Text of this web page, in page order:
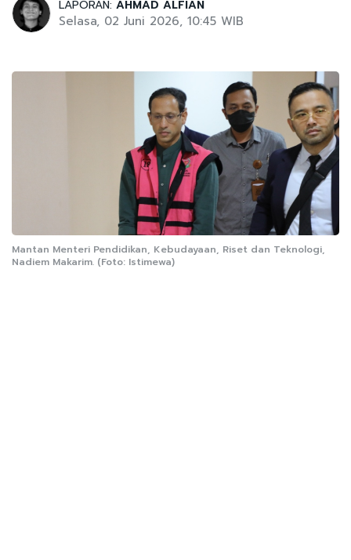
LAPORAN: AHMAD ALFIAN
Selasa, 02 Juni 2026, 10:45 WIB
Mantan Menteri Pendidikan, Kebudayaan, Riset dan Teknologi,
Nadiem Makarim. (Foto: Istimewa)